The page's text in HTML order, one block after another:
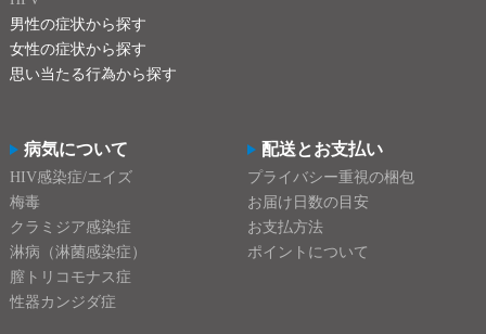
男性の症状から探す
女性の症状から探す
思い当たる行為から探す
病気について
HIV感染症/エイズ
梅毒
クラミジア感染症
淋病（淋菌感染症）
膣トリコモナス症
性器カンジダ症
配送とお支払い
プライバシー重視の梱包
お届け日数の目安
お支払方法
ポイントについて